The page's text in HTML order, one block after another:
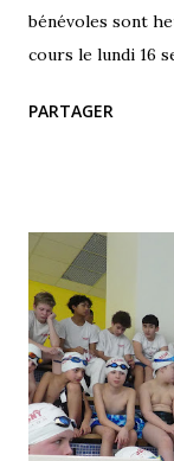
bénévoles sont
cours le lundi 16
Soyez tous au
PARTAGER